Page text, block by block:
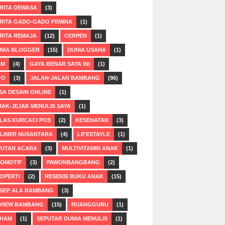
DEWASA (3)
GADO-GADO FEMINA (1)
REMAJA (12) CERPEN (1)
BLOGGER (15) DUNIA USAHA (1)
(4) GAYA BENAR SAYA INI (1)
(3) JALAN-JALAN BAMBANG (96)
DESAIN ONLINE (1)
JEJAK MENULIS SAYA (1)
KURCACI POS (2) KESEHATAN (3)
NUSANTARA (4) LIFESTAYLE (1)
ACARA (3) MULTIVITAMIN ANAK (1)
(3) PAWONBANGBANG (2)
(2) RESENSI BUKU ANAK (15)
ALA BAMBANG (3)
BAMBANG (15) RUANGGURU (1)
(1) SEPUTAR DUNIA MENULIS (1)